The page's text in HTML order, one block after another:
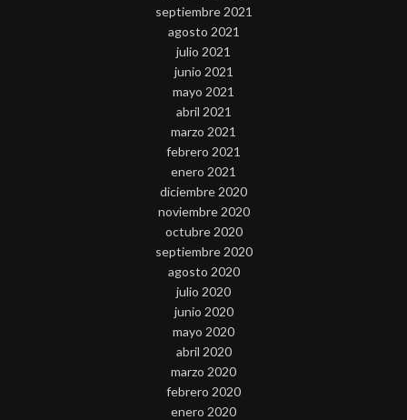
septiembre 2021
agosto 2021
julio 2021
junio 2021
mayo 2021
abril 2021
marzo 2021
febrero 2021
enero 2021
diciembre 2020
noviembre 2020
octubre 2020
septiembre 2020
agosto 2020
julio 2020
junio 2020
mayo 2020
abril 2020
marzo 2020
febrero 2020
enero 2020